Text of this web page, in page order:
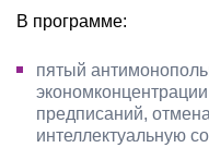
В программе:
пятый
предписаний,
интеллектуальную